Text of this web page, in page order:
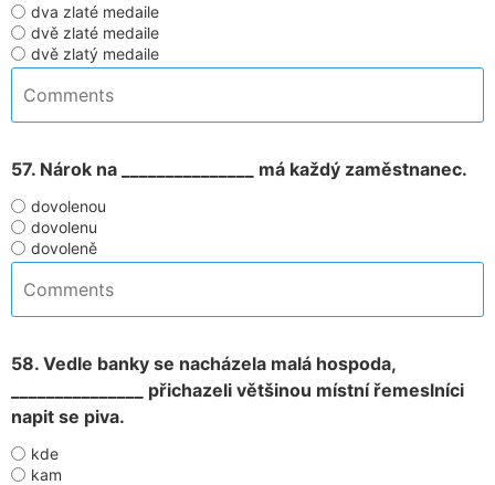
dva zlaté medaile
dvě zlaté medaile
dvě zlatý medaile
57. Nárok na _______________ má každý zaměstnanec.
dovolenou
dovolenu
dovoleně
58. Vedle banky se nacházela malá hospoda,
_______________ přichazeli většinou místní řemeslníci
napit se piva.
kde
kam